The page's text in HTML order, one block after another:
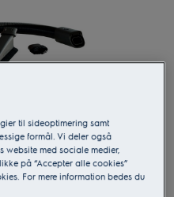
zoome
til sideoptimering samt
formål. Vi deler også
website med sociale medier,
på “Accepter alle cookies”
For mere information bedes du